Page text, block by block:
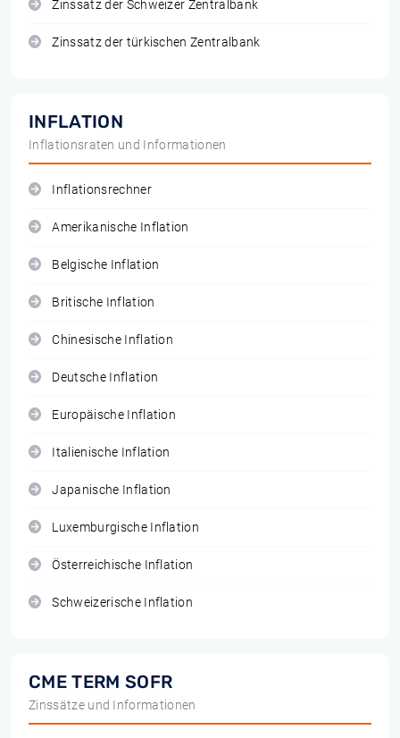
Zinssatz der Schweizer Zentralbank
Zinssatz der türkischen Zentralbank
INFLATION
Inflationsraten und Informationen
Inflationsrechner
Amerikanische Inflation
Belgische Inflation
Britische Inflation
Chinesische Inflation
Deutsche Inflation
Europäische Inflation
Italienische Inflation
Japanische Inflation
Luxemburgische Inflation
Österreichische Inflation
Schweizerische Inflation
CME TERM SOFR
Zinssätze und Informationen